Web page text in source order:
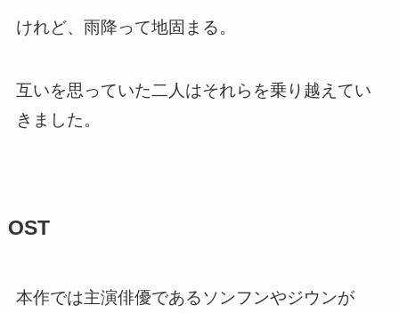
けれど、雨降って地固まる。
互いを思っていた二人はそれらを乗り越えてい
きました。
OST
本作では主演俳優であるソンフンやジウンが